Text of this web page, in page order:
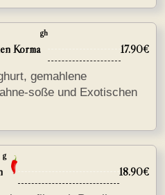
Korma
gh
17.90€
gemahlene
soße und Exotischen
g
18.90€